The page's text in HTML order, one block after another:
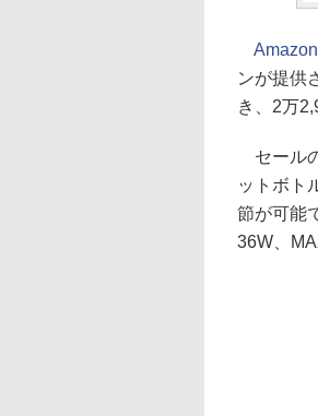
Amazon
ンが提供
き、2万
セール
ットボト
節が可能
36W、